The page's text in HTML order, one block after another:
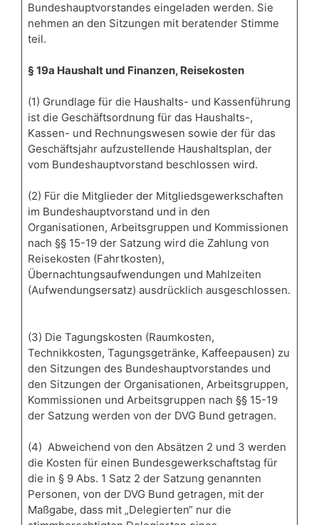
Bundeshauptvorstandes eingeladen werden. Sie
nehmen an den Sitzungen mit beratender Stimme
teil.
§ 19a Haushalt und Finanzen, Reisekosten
(1) Grundlage für die Haushalts- und Kassenführung
ist die Geschäftsordnung für das Haushalts-,
Kassen- und Rechnungswesen sowie der für das
Geschäftsjahr aufzustellende Haushaltsplan, der
vom Bundeshauptvorstand beschlossen wird.
(2) Für die Mitglieder der Mitgliedsgewerkschaften
im Bundeshauptvorstand und in den
Organisationen, Arbeitsgruppen und Kommissionen
nach §§ 15-19 der Satzung wird die Zahlung von
Reisekosten (Fahrtkosten),
Übernachtungsaufwendungen und Mahlzeiten
(Aufwendungsersatz) ausdrücklich ausgeschlossen.
(3) Die Tagungskosten (Raumkosten,
Technikkosten, Tagungsgetränke, Kaffeepausen) zu
den Sitzungen des Bundeshauptvorstandes und
den Sitzungen der Organisationen, Arbeitsgruppen,
Kommissionen und Arbeitsgruppen nach §§ 15-19
der Satzung werden von der DVG Bund getragen.
(4) Abweichend von den Absätzen 2 und 3 werden
die Kosten für einen Bundesgewerkschaftstag für
die in § 9 Abs. 1 Satz 2 der Satzung genannten
Personen, von der DVG Bund getragen, mit der
Maßgabe, dass mit „Delegierten“ nur die